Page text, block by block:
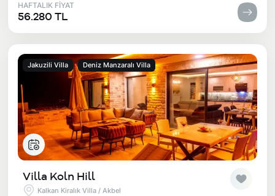
HAFTALIK FİYAT
56.280 TL
Jakuzili Villa Deniz Manzaralı Villa
Villa Koln Hill
Kalkan Kiralık Villa / Akbel